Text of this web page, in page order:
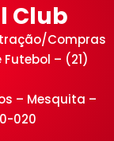
Club
Compras
– (21)
– Mesquita –
020